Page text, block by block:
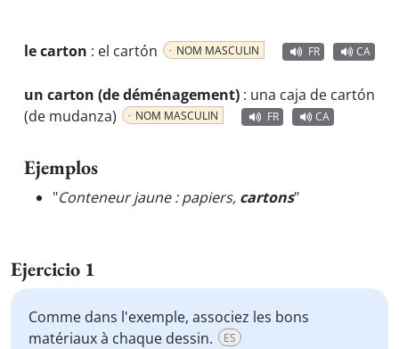
le carton : el cartón NOM MASCULIN FR CA
un carton (de déménagement) : una caja de cartón
(de mudanza)
NOM MASCULIN FR CA
Ejemplos
"Conteneur jaune : papiers, cartons"
Ejercicio 1
Comme dans l'exemple, associez les bons
matériaux à chaque dessin.
ES